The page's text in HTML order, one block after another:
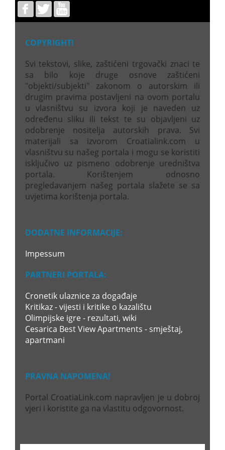
COPYRIGHT!
Svi tekstovi, slike, zaštićeni trgovački znaci te
sa bilo koje druge osnove zaštićeni
"objekti/subjekti" zakonom o autorskim ili
drugim pravima postavljeni na ovom portalu
u vlasništvu su izvora koji je naveden uz
određenu sliku ili tekst te su objavljeni uz
odobrenje nositelja autorskih prava. Svi
materijali sa izvorom Croatialink.com u
vlasništvu su našeg portala i mogu se koristiti
isključivo uz pismeno odobrenje uredništva
portala. Korištenjem odnosno
pregledavanjem našeg portala slažete se sa
uvjetima korištenja portala.
DODATNE INFORMACIJE:
Impessum
PARTNERI PORTALA:
Cronetik ulaznice za događaje
Kritikaz - vijesti i kritike o kazalištu
Olimpijske igre - rezultati, wiki
Cesarica Best View Apartments - smještaj,
apartmani
PRAVNA NAPOMENA!
Portal CroatiaLink.com napravljen je u dobroj
vjeri i koristite ga na vlastitu odgovornost.